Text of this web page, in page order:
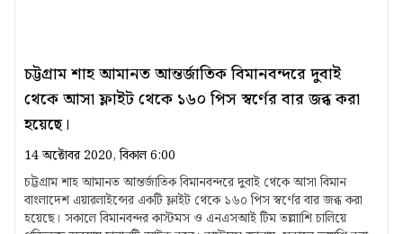
চট্টগ্রাম শাহ আমানত আন্তর্জাতিক বিমানবন্দরে দুবাই
থেকে আসা ফ্লাইট থেকে ১৬০ পিস স্বর্ণের বার জব্ধ করা
হয়েছে।
14 অক্টোবর 2020, বিকাল 6:00
চট্টগ্রাম শাহ আমানত আন্তর্জাতিক বিমানবন্দরে দুবাই থেকে আসা বিমান
বাংলাদেশ এয়ারলাইন্সের একটি ফ্লাইট থেকে ১৬০ পিস স্বর্ণের বার জব্ধ করা
হয়েছে। সকালে বিমানবন্দর কাস্টমস ও এনএসআই টিম তল্লাাশি চালিয়ে